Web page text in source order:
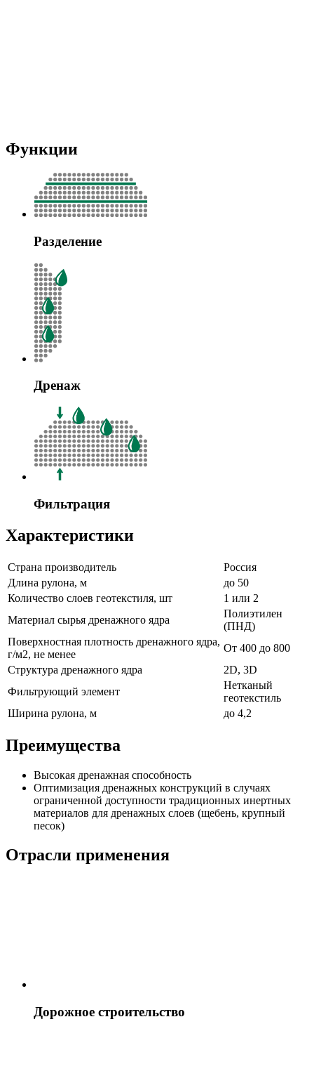
Функции
Разделение
Дренаж
Фильтрация
Характеристики
Страна производитель
Россия
Длина рулона, м
до 50
Количество слоев геотекстиля, шт
1 или 2
Материал сырья дренажного ядра
Полиэтилен
(ПНД)
Поверхностная плотность дренажного ядра,
г/м2, не менее
От 400 до 800
Структура дренажного ядра
2D, 3D
Фильтрующий элемент
Нетканый
геотекстиль
Ширина рулона, м
до 4,2
Преимущества
Высокая дренажная способность
Оптимизация дренажных конструкций в случаях
ограниченной доступности традиционных инертных
материалов для дренажных слоев (щебень, крупный
песок)
Отрасли применения
Дорожное строительство